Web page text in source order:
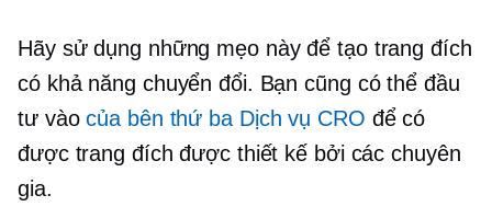
Hãy sử dụng những mẹo này để tạo trang đích
có khả năng chuyển đổi. Bạn cũng có thể đầu
tư vàocủa bên thứ baDịch vụ CRO để có
được trang đích được thiết kế bởi các chuyên
gia.